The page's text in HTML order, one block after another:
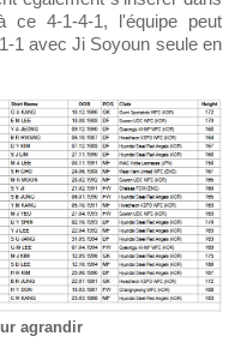
ce 4-1-4-1, l'équipe peut
1 avec Ji Soyoun seule en
agrandir